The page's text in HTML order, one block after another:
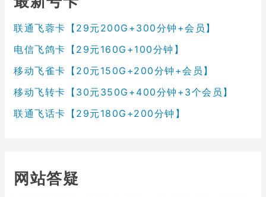
联通飞蓉卡【29元200G+300分钟+会员】
电信飞鸽卡【29元160G+100分钟】
移动飞雀卡【20元150G+200分钟+会员】
移动飞转卡【30元350G+400分钟+3个会员】
联通飞话卡【29元180G+200分钟】
网站答疑